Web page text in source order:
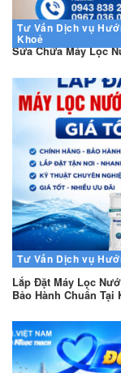
Tư Vấn Dịch vụ
Khoẻ
Sửa Chữa Máy Lọc
Tư Vấn Dịch vụ
Lắp Đặt Máy Lọc
Bảo Hành Chuẩn Tại